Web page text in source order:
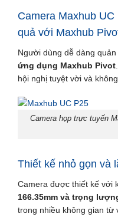
Camera Maxhub UC
quả với Maxhub
Người dùng dễ dàng
ứng dụng Maxhub Pivot
hội nghị tuyệt vời và
Camera họp trực tuyến
Thiết kế nhỏ gọn và
Camera được thiết kế với
166.35mm và trọng
trong nhiều không gian từ